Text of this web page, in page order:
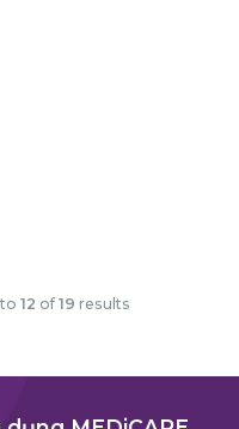
to 12 of 19 results